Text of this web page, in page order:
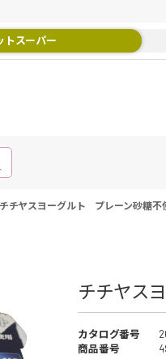
トスーパー
チチヤスヨーグルト プレーン砂糖
チチヤス
カタログ番号
商品番号